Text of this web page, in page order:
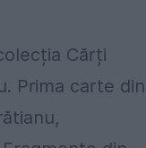
Cărți
Prima carte din